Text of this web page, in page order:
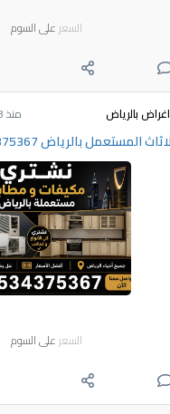
السعر على السوم
بالرياض منذ 8 ساعات
المستعمل بالرياض 0534375367
السعر على السوم